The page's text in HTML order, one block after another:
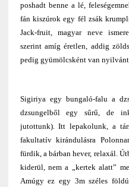
poshadt benne a lé,
fán kiszúrok egy fél zsák
Jack-fruit, magyar neve
szerint amíg éretlen, addig
pedig gyümölcsként van
Sigiriya egy bungaló-falu a
dzsungelből egy sűrű, de
jutottunk). Itt lepakolunk, a
fakultatív kirándulásra
fürdik, a bárban hever, relaxál.
kiderül, nem a „kertek alatt”
Amúgy ez egy 3m széles